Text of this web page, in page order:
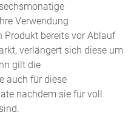
Verwendung
bereits vor Ablauf
verlängert sich diese um
gilt die
auch für diese
nachdem sie für voll